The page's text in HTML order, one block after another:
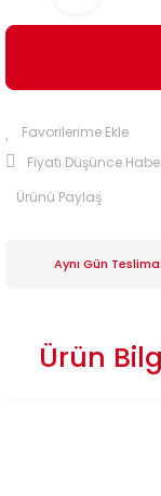
Fiyatı Düşünce
Ürünü Paylaş
Aynı Gün
Ürün